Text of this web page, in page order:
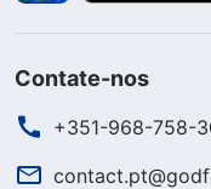
Contate-nos
+351-968-758-